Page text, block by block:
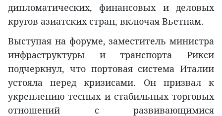
дипломатических, финансовых и деловых
кругов азиатских стран, включая Вьетнам.
Выступая на форуме, заместитель министра
инфраструктуры и транспорта Рикси
подчеркнул, что портовая система Италии
устояла перед кризисами. Он призвал к
укреплению тесных и стабильных торговых
отношений с развивающимися